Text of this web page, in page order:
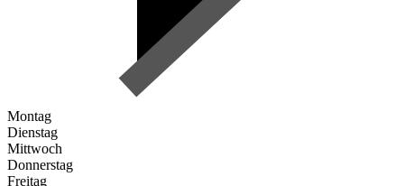
Montag
Dienstag
Mittwoch
Donnerstag
Freitag